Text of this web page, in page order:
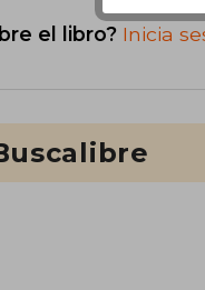
el libro? Inicia